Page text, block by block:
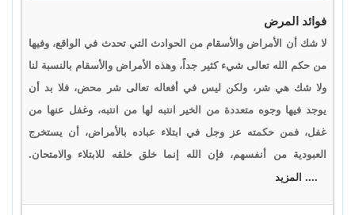
فوائد المرض
لا شك أن الأمراض والأسقام من الحوادث التي تحدث في الواقع، وفيها
من حكم الله تعالى شيء كثير جداً، وهذه الأمراض والأسقام بالنسبة لنا
ولا شك هي شر، ولكن ليس في أفعاله تعالى شر محض، فلا بد أن
يوجد فيها وجوه متعددة من الخير انتبه لها من انتبه، وغفل عنها من
غفل، فمن حكمته عز وجل في ابتلاء عباده بالأمراض، أن يستخرج
العبودية من أنفسهم، فإن الله إنما خلق خلقه للابتلاء والامتحان.
.... المزيد